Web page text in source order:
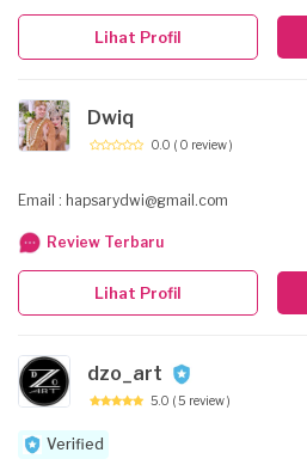
Lihat Profil
Dwiq
0.0 ( 0 review )
Email : hapsarydwi@gmail.com
Review Terbaru
Lihat Profil
dzo_art
5.0 ( 5 review )
Verified